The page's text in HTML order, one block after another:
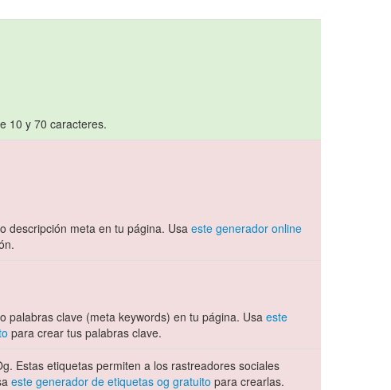
10 y 70 caracteres.
descripción meta en tu página. Usaeste generador online
palabras clave (meta keywords) en tu página. Usa este
para crear tus palabras clave.
Estas etiquetas permiten a los rastreadores sociales
este generador de etiquetas og gratuito para crearlas.